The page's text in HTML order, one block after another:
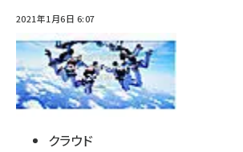
2021年1月6日 6:07
クラウド